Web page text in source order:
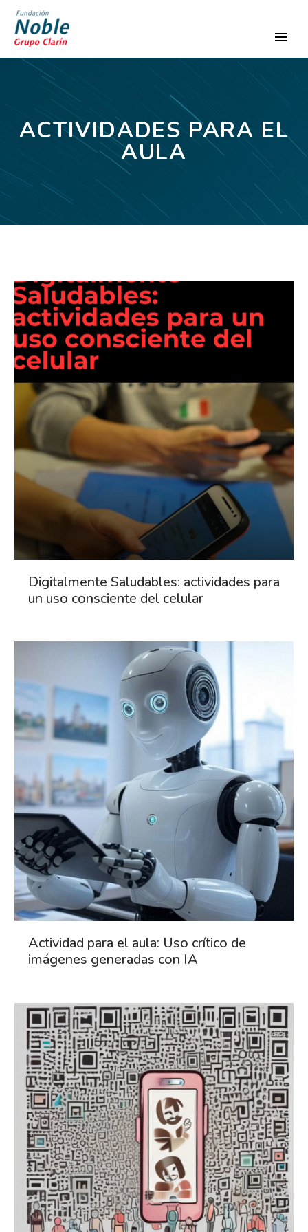
ACTIVIDADES PARA EL
AULA
Digitalmente Saludables: actividades para
un uso consciente del celular
Actividad para el aula: Uso crítico de
imágenes generadas con IA